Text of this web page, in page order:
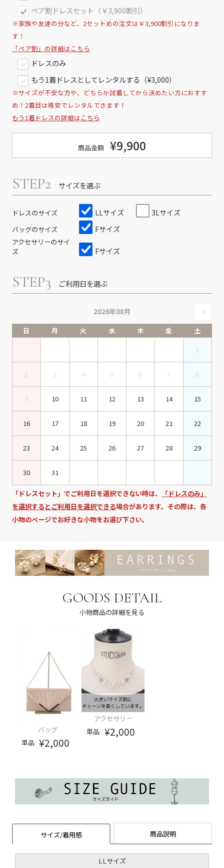
ペア割ドレスセット（￥3,900割引）
※家族や友達の分など、2セットめの注文は￥3,900割引になりま
す！
「ペア割」の詳細はこちら
ドレスのみ
もう1着ドレスとしてレンタルする（¥3,000）
※サイズが不安な方や、どちらか試着してから決めたい方におすす
め！2着目は格安でレンタルできます！
もう1着ドレスの詳細はこちら
商品金額 ¥9,900
STEP2 サイズを選ぶ
ドレスのサイズ LLサイズ 3Lサイズ
バッグのサイズ Fサイズ
アクセサリーのサイ
ズ
Fサイズ
STEP3 ご利用日を選ぶ
2026年08月
日
月 火 水 木 金
土
1
2 3 4 5 6 7 8
9 10 11 12 13 14 15
16 17 18 19 20 21 22
23 24 25 26 27 28 29
30 31
「ドレスセット」でご利用日を選択できない時は、
「ドレスのみ」
を選択するとご利用日を選択できる場合があります。その際は、各
小物のページでお好きな小物をお選び下さい。
GOODS DETAIL
小物商品の詳細を見る
バッグ
単品 ¥2,000
アクセサリー
単品 ¥2,000
サイズ/着用感 商品説明
LLサイズ